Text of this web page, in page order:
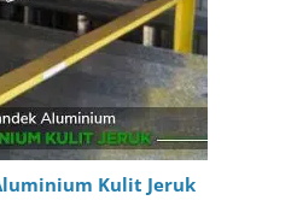
Kulit Jeruk